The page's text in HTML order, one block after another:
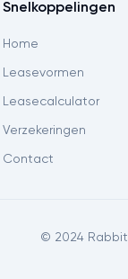
Snelkoppelingen
Home
Leasevormen
Leasecalculator
Verzekeringen
Contact
© 2024 Rabbit